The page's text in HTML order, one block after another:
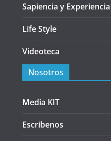
Sapiencia y Experiencia
Life Style
Videoteca
Nosotros
Media KIT
Escribenos